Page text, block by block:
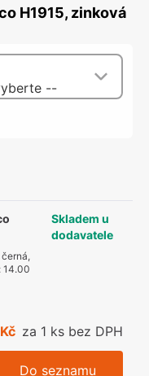
H1915, zinková
--
:14.00
Skladem u
dodavatele
za 1 ks bez DPH
Do seznamu